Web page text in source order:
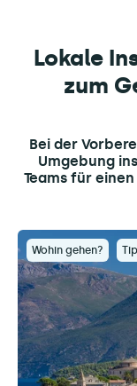
Lokale
zum
Bei der
Umgebung
Teams für
Wohin gehen?